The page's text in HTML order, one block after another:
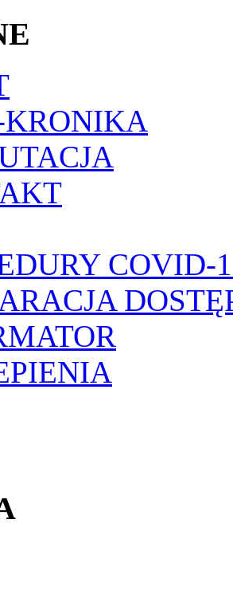
KRONIKA
COVID-